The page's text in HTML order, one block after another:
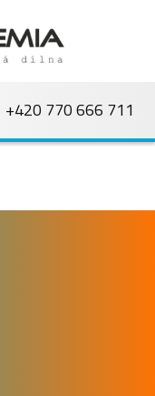
+420 770 666 711